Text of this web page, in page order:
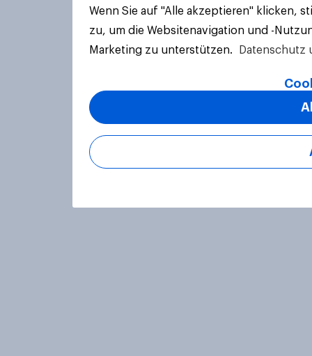
Wenn Sie auf "Alle akzeptieren" klicken,
zu, um die Websitenavigation und -
Marketing zu unterstützen.
Datenschutz